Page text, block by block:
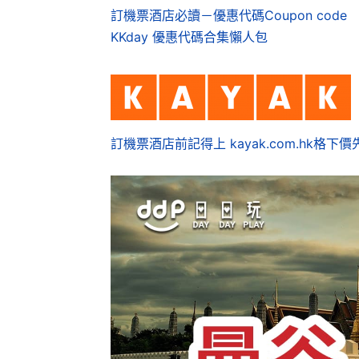
訂機票酒店必讀－優惠代碼Coupon code
KKday 優惠代碼合集懶人包
訂機票酒店前記得上 kayak.com.hk格下價